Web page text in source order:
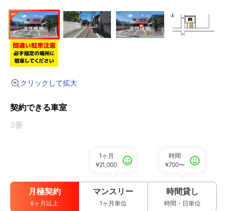
クリックして拡大
契約できる車室
3番
月極契約
6ヶ月以上
1ヶ月
¥21,000
マンスリー
1ヶ月単位
時間
¥700〜
時間貸し
時間・日単位